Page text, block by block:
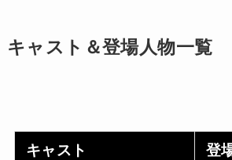
キャスト＆登場人物一覧
キャスト 登